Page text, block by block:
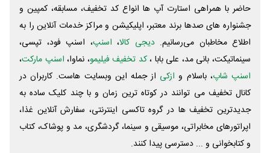
حاضر با همراهی استارت آپ ها انواع کد تخفیف، مسابقه، کمپین و
جشنواره های صدها برند معتبر، اپلیکیشن و مراکز خدمات آنلاین را به
اطلاع مخاطبان می‌رسانیم. دیجی کالا، اسنپ، اسنپ فود، تپسی،
سینماتیکت، بانی مد، علی‌ بابا ،کد تخفیف فیلیمو، نماوا، اسنپ مارکت،
اسنپ شاپ، باسلام و ازکی از جمله این وبسایت ‌هاست. کاربران در
کانال تخفیف می توانند در کوتاه ترین زمان و با چند کلیک ساده به
جدیدترین تخفیف ها در گروه تاکسی اینترنتی، سفارش آنلاین غذا،
اپراتورهای مخابراتی، موسیقی و سینما، گردشگری، مد و پوشاک، کتاب
و کتابخوانی و ... دسترسی پیدا کنند.